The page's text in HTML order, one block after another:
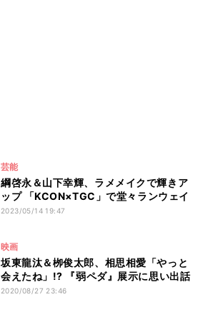
芸能
綱啓永＆山下幸輝、ラメメイクで輝きア
ップ 「KCON×TGC」で堂々ランウェイ
2023/05/14 19:47
映画
坂東龍汰＆栁俊太郎、相思相愛「やっと
会えたね」!? 『弱ペダ』展示に思い出話
2020/08/27 23:46